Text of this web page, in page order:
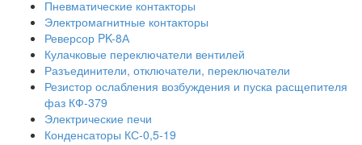
Пневматические контакторы
Электромагнитные контакторы
Реверсор PK-8А
Кулачковые переключатели вентилей
Разъединители, отключатели, переключатели
Резистор ослабления возбуждения и пуска расщепителя
фаз КФ-379
Электрические печи
Конденсаторы КС-0,5-19